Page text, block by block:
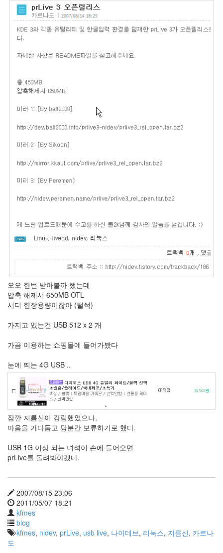
오오 한번 받아볼까 했는데
압축 해제시 650MB OTL
시디 한장용량이잖아 (털썩)
가지고 있는건 USB 512 x 2 개
가끔 이용하는 쇼핑몰에 들어가봤다
눈에 띄는 4G USB ..
잠깐 지름신이 강림했었으나,
마음을 가다듬고 당분간 보류하기로 했다.
USB 1G 이상 되는 녀석이 손에 들어오면
prLive를 돌려봐야겠다.
2007/08/15 23:06
2011/05/07 18:21
kfmes
blog
kfmes, nidev, prLive, usb live, 나이데브, 리눅스, 지름신, 카르나
도
ubuntu
nateon
Eclipse
android
차
데
모
리
스
Swing
Release
SWT
이
트
드
자
차
데
모
아
답
터